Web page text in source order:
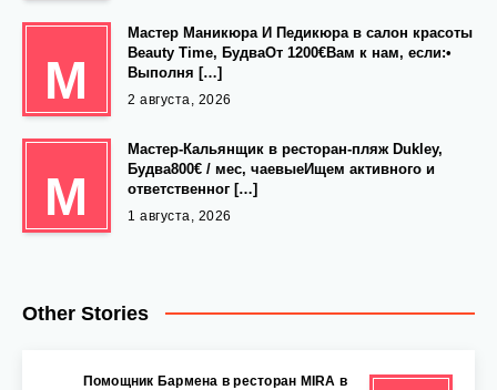
М
Мастер Маникюра И Педикюра в салон красоты
Beauty Time, БудваОт 1200€Вам к нам, если:•
Выполня […]
2 августа, 2026
М
Мастер-Кальянщик в ресторан-пляж Dukley,
Будва800€ / мес, чаевыеИщем активного и
ответственног […]
1 августа, 2026
Other Stories
Помощник Бармена в ресторан MIRA в